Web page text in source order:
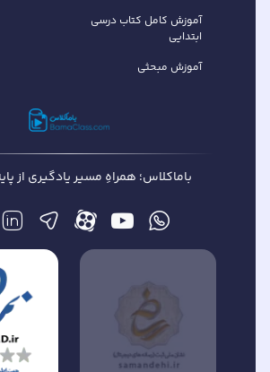
آموزش کامل کتاب درسی
ابتدایی
آموزش مبحثی
باماکلاس؛ همراهِ مسیر یادگیری از